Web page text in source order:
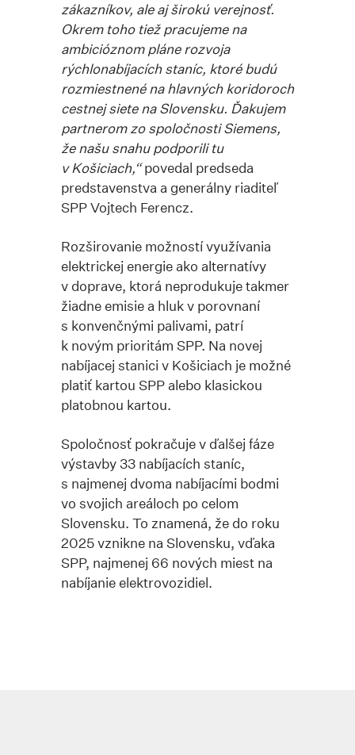
zákazníkov, ale aj širokú verejnosť.
Okrem toho tiež pracujeme na
ambicióznom pláne rozvoja
rýchlonabíjacích staníc, ktoré budú
rozmiestnené na hlavných koridoroch
cestnej siete na Slovensku. Ďakujem
partnerom zo spoločnosti Siemens,
že našu snahu podporili tu
v Košiciach,“povedal predseda
predstavenstva a generálny riaditeľ
SPP Vojtech Ferencz.
Rozširovanie možností využívania
elektrickej energie ako alternatívy
v doprave, ktorá neprodukuje takmer
žiadne emisie a hluk v porovnaní
s konvenčnými palivami, patrí
k novým prioritám SPP. Na novej
nabíjacej stanici v Košiciach je možné
platiť kartou SPP alebo klasickou
platobnou kartou.
Spoločnosť pokračuje v ďalšej fáze
výstavby 33 nabíjacích staníc,
s najmenej dvoma nabíjacími bodmi
vo svojich areáloch po celom
Slovensku. To znamená, že do roku
2025 vznikne na Slovensku, vďaka
SPP, najmenej 66 nových miest na
nabíjanie elektrovozidiel.